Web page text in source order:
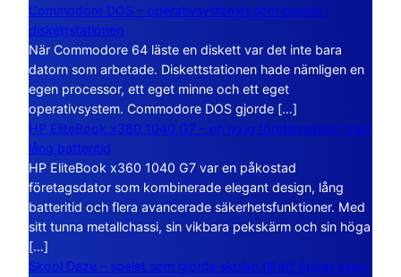
Commodore DOS – operativsystemet som bodde i
diskettstationen
När Commodore 64 läste en diskett var det inte bara
datorn som arbetade. Diskettstationen hade nämligen en
egen processor, ett eget minne och ett eget
operativsystem. Commodore DOS gjorde […]
HP EliteBook x360 1040 G7 – en lyxig företagsdator med
lång batteritid
HP EliteBook x360 1040 G7 var en påkostad
företagsdator som kombinerade elegant design, lång
batteritid och flera avancerade säkerhetsfunktioner. Med
sitt tunna metallchassi, sin vikbara pekskärm och sin höga
[…]
Skool Daze – spelet som gjorde skolan till ett öppet kaos